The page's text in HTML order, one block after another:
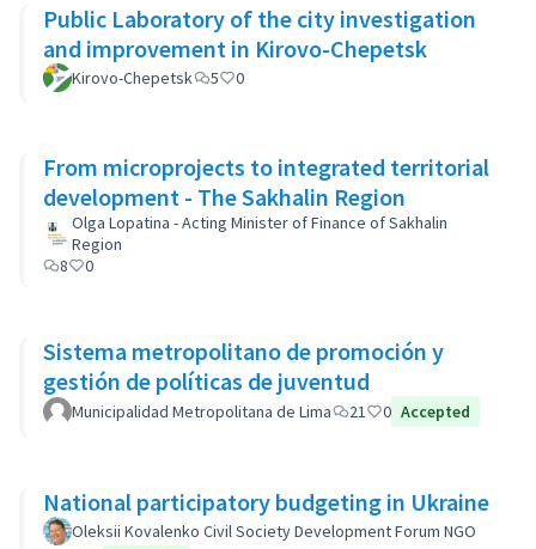
Public Laboratory of the city investigation
and improvement in Kirovo-Chepetsk
Kirovo-Chepetsk 5 0
From microprojects to integrated territorial
development - The Sakhalin Region
Olga Lopatina - Acting Minister of Finance of Sakhalin
Region
8
0
Sistema metropolitano de promoción y
gestión de políticas de juventud
Municipalidad Metropolitana de Lima 21 0 Accepted
National participatory budgeting in Ukraine
Oleksii Kovalenko Civil Society Development Forum NGO